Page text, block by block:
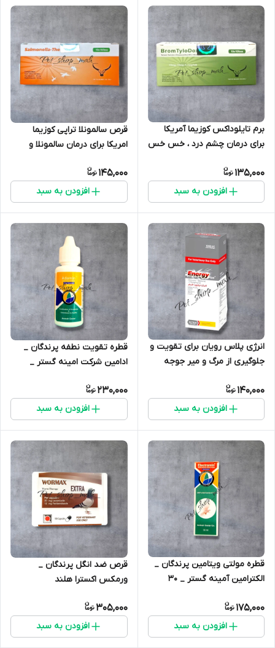
برم تایلوداکس کوزیما آمریکا
برای درمان چشم درد ، خس خس
135,000
افزودن به سبد
قرص سالمونلا تراپی کوزیما
امریکا برای درمان سالمونلا و
و پرندگان
145,000
افزودن به سبد
انرژی پلاس رویان برای تقویت و
جلوگیری از مرگ و میر جوجه
140,000
افزودن به سبد
قطره تقویت نطفه پرندگان _
ادامین شرکت امینه گستر _
230,000
افزودن به سبد
قطره مولتی ویتامین پرندگان _
الکترامین آمینه گستر _ 30
175,000
افزودن به سبد
قرص ضد انگل پرندگان _
ورمکس اکسترا هلند
305,000
افزودن به سبد